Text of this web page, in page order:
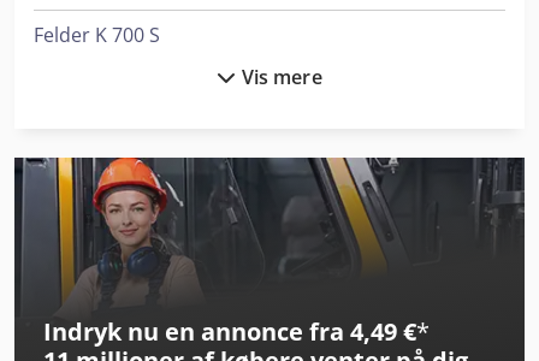
Felder K 700 S
Felder Kf 700 S Professional
Felder Rl 300
Flott Bsm 75
Graule As 450
Haas Tl-2
Vis mere
Indryk nu en annonce fra 4,49 €*